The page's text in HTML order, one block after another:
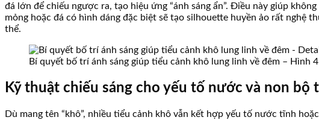
đá lớn để chiếu ngược ra, tạo hiệu ứng “ánh sáng ẩn”. Điều này giúp
mỏng hoặc đá có hình dáng đặc biệt sẽ tạo silhouette huyền ảo rất
thể.
Bí quyết bố trí ánh sáng giúp tiểu cảnh khô lung linh về đêm – Hình 4
Kỹ thuật chiếu sáng cho yếu tố nước và non bộ
Dù mang tên “khô”, nhiều tiểu cảnh khô vẫn kết hợp yếu tố nước tĩnh